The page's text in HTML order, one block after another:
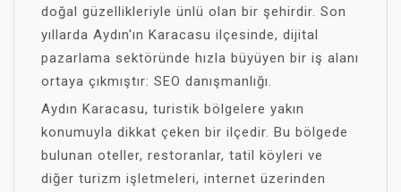
doğal güzellikleriyle ünlü olan bir şehirdir. Son
yıllarda Aydın'ın Karacasu ilçesinde, dijital
pazarlama sektöründe hızla büyüyen bir iş alanı
ortaya çıkmıştır: SEO danışmanlığı.
Aydın Karacasu, turistik bölgelere yakın
konumuyla dikkat çeken bir ilçedir. Bu bölgede
bulunan oteller, restoranlar, tatil köyleri ve
diğer turizm işletmeleri, internet üzerinden